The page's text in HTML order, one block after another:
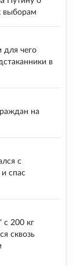
выборам
для чего
в
на
с
спас
с 200 кг
сквозь